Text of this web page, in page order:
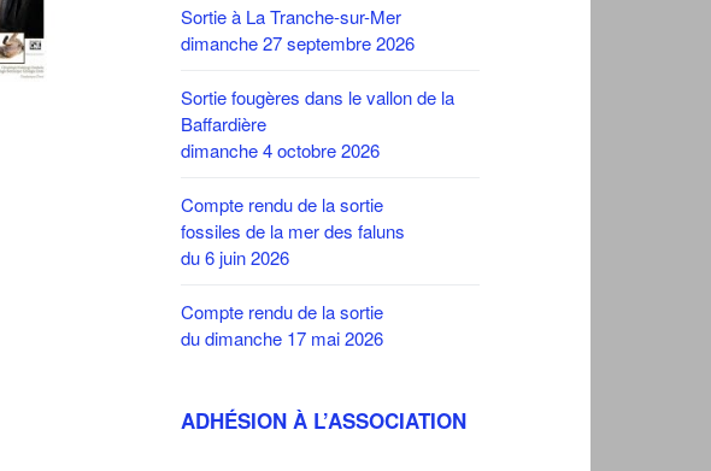
Sortie à La Tranche-sur-Mer
dimanche 27 septembre 2026
Sortie fougères dans le vallon de la
Baffardière
dimanche 4 octobre 2026
Compte rendu de la sortie
fossiles de la mer des faluns
du 6 juin 2026
Compte rendu de la sortie
du dimanche 17 mai 2026
ADHÉSION À L’ASSOCIATION